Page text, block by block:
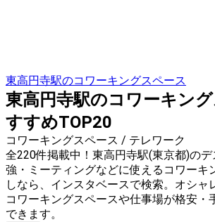
東高円寺駅のコワーキングスペース
東高円寺駅のコワーキン
すすめTOP20
コワーキングスペース / テレワーク
全220件掲載中！東高円寺駅(東京都)の
強・ミーティングなどに使えるコワーキ
しなら、インスタベースで検索。オシャ
コワーキングスペースや仕事場が格安・
できます。